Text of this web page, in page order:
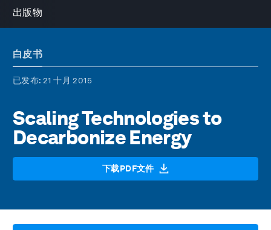
出版物
白皮书
已发布: 21 十月 2015
Scaling Technologies to
Decarbonize Energy
下载PDF文件